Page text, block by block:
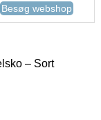
Besøg webshop
– Sort